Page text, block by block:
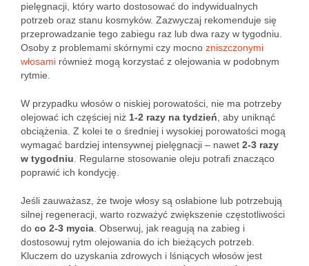
pielęgnacji, który warto dostosować do indywidualnych
potrzeb oraz stanu kosmyków. Zazwyczaj rekomenduje się
przeprowadzanie tego zabiegu raz lub dwa razy w tygodniu.
Osoby z problemami skórnymi czy mocno zniszczonymi
włosami również mogą korzystać z olejowania w podobnym
rytmie.
W przypadku włosów o niskiej porowatości, nie ma potrzeby
olejować ich częściej niż 1-2 razy na tydzień , aby uniknąć
obciążenia. Z kolei te o średniej i wysokiej porowatości mogą
wymagać bardziej intensywnej pielęgnacji – nawet 2-3 razy
w tygodniu . Regularne stosowanie oleju potrafi znacząco
poprawić ich kondycję.
Jeśli zauważasz, że twoje włosy są osłabione lub potrzebują
silnej regeneracji, warto rozważyć zwiększenie częstotliwości
do co 2-3 mycia . Obserwuj, jak reagują na zabieg i
dostosowuj rytm olejowania do ich bieżących potrzeb.
Kluczem do uzyskania zdrowych i lśniących włosów jest